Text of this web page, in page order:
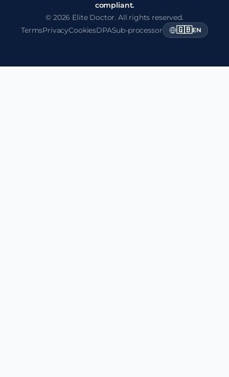
compliant.
© 2026 Elite Doctor. All rights reserved.
TermsPrivacyCookiesDPASub-processor 🇬🇧EN